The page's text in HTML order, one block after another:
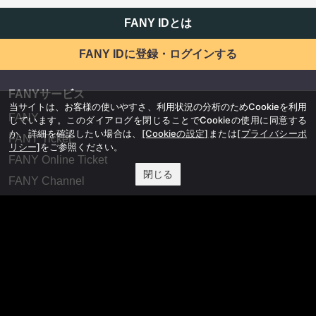
FANY IDとは
FANY IDに登録・ログインする
FANYサービス
FANY
FANY Ticket
FANY Online Ticket
FANY Channel
当サイトは、お客様の使いやすさ、利用状況の分析のためCookieを利用
しています。このダイアログを閉じることでCookieの使用に同意する
か、詳細を確認したい場合は、 [Cookieの設定] または[プライバシーポ
リシー]をご参照ください。
閉じる